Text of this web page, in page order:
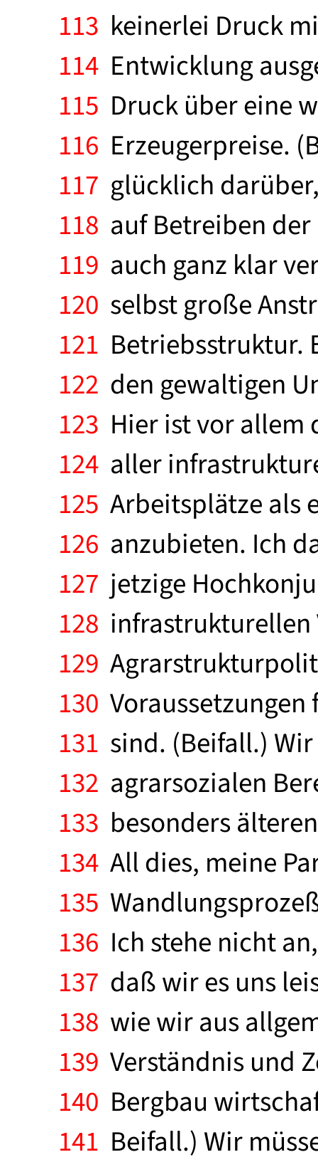
113 keinerlei Druck
114 Entwicklung
115 Druck über eine
116 Erzeugerpreise.
117 glücklich
118 auf Betreiben
119 auch ganz klar
120 selbst große
121 Betriebsstruktur.
122 den gewaltigen
123 Hier ist vor allem
124 aller
125 Arbeitsplätze als
126 anzubieten. Ich
127 jetzige
128 infrastrukturellen
129
130
131 sind. (Beifall.)
132 agrarsozialen
133 besonders
134 All dies, meine
135
136 Ich stehe nicht
137 daß wir es uns
138 wie wir aus
139 Verständnis und
140 Bergbau
141 Beifall.) Wir